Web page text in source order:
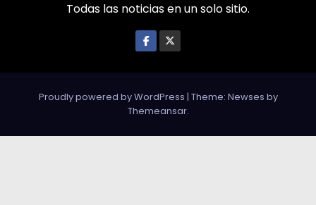
Todas las noticias en un solo sitio.
Proudly powered by WordPress | Theme: Newses by
Themeansar.